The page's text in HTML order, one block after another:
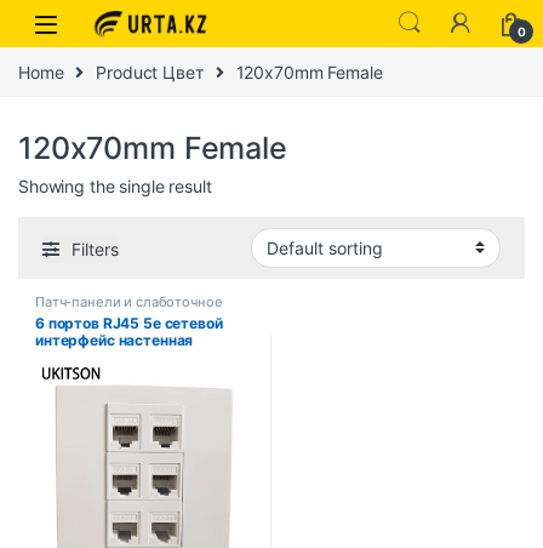
0
Home Product Цвет 120x70mm Female
120x70mm Female
Showing the single result
Filters
Патч-панели и слаботочное
оборудование
6 портов RJ45 5e сетевой
интерфейс настенная
компьютера ноутбука